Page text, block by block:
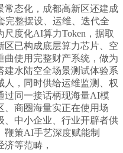
态化，成都高新区还建成
完整摆设、运维、迭代全
度化AI算力Token，据取
区已构成底层算力芯片、空
曲使用完整财产系统，做为
建水陆空全场景测试体验系
人，同时供给运维监测、权
过同一接话柄现海量AI模
、商圈海量实正在使用场
、中小企业、行业开辟者供
鞭策AI手艺深度赋能制
等范畴，